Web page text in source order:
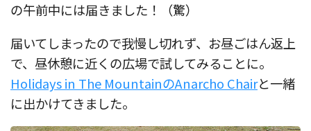
の午前中には届きました！（驚）
届いてしまったので我慢し切れず、お昼ごはん返上
で、昼休憩に近くの広場で試してみることに。
Holidays in The MountainのAnarcho Chairと一緒
に出かけてきました。